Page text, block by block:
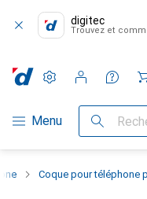
digitec
Trouvez et
Navigation par catégorie
Menu Recherche
Paramètres
Compte client
Listes de
Listes d'envies
Panier
Coque pour téléphone